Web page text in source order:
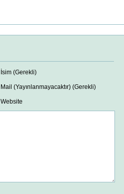
İsim (Gerekli)
Mail (Yayınlanmayacaktır) (Gerekli)
Website